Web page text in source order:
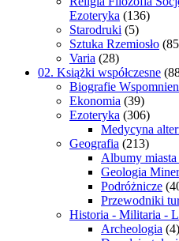
Ezoteryka (136)
Starodruki (5)
Sztuka Rzemiosło
Varia (28)
02. Książki współczesne
Biografie
Ekonomia (39)
Ezoteryka (306)
Medycyna
Geografia (213)
Albumy
Geologia
Podróżnicze
Przewodniki
Historia - Militaria -
Archeologia (4)